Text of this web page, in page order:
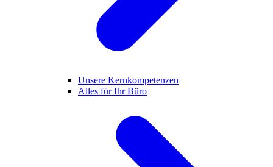
Unsere Kernkompetenzen
Alles für Ihr Büro